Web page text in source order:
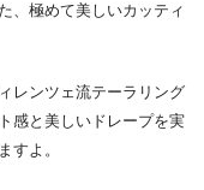
、極めて美しいカッティ
レンツェ流テーラリング
感と美しいドレープを実
すよ。